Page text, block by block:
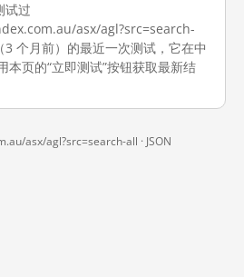
试过
asx/agl?src=search-
个月前）的最近一次测试，它在中
本页的“立即测试”按钮获取最新结
asx/agl?src=search-all · JSON